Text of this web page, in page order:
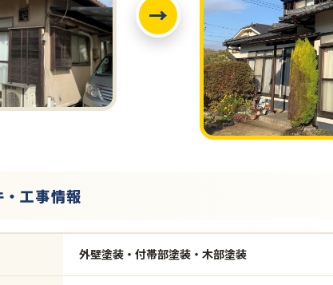
→
・工事情報
外壁塗装・付帯部塗装・木部塗装